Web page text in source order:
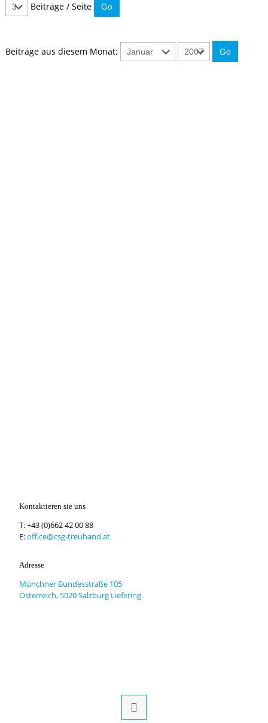
Beiträge / Seite
Beiträge aus diesem Monat:
Kontaktieren sie uns
T:+43 (0)662 42 00 88
E:office@csg-treuhand.at
Adresse
Münchner Bundesstraße 105
Österreich, 5020 Salzburg Liefering